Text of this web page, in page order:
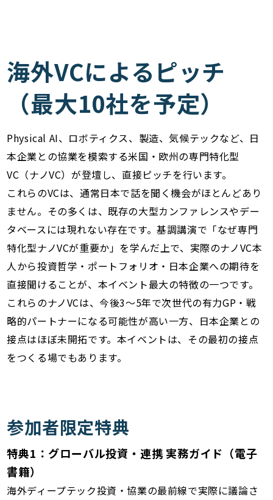
海外VCによるピッチ
（最大10社を予定）
Physical AI、ロボティクス、製造、気候テックなど、日
本企業との協業を模索する米国・欧州の専門特化型
VC（ナノVC）が登壇し、直接ピッチを行います。
これらのVCは、通常日本で話を聞く機会がほとんどあり
ません。その多くは、既存の大型カンファレンスやデー
タベースには現れない存在です。基調講演で「なぜ専門
特化型ナノVCが重要か」を学んだ上で、実際のナノVC本
人から投資哲学・ポートフォリオ・日本企業への期待を
直接聞けることが、本イベント最大の特徴の一つです。
これらのナノVCは、今後3〜5年で次世代の有力GP・戦
略的パートナーになる可能性が高い一方、日本企業との
接点はほぼ未開拓です。本イベントは、その最初の接点
をつくる場でもあります。
参加者限定特典
特典1：グローバル投資・連携 実務ガイド（電子
書籍）
海外ディープテック投資・協業の最前線で実際に議論さ